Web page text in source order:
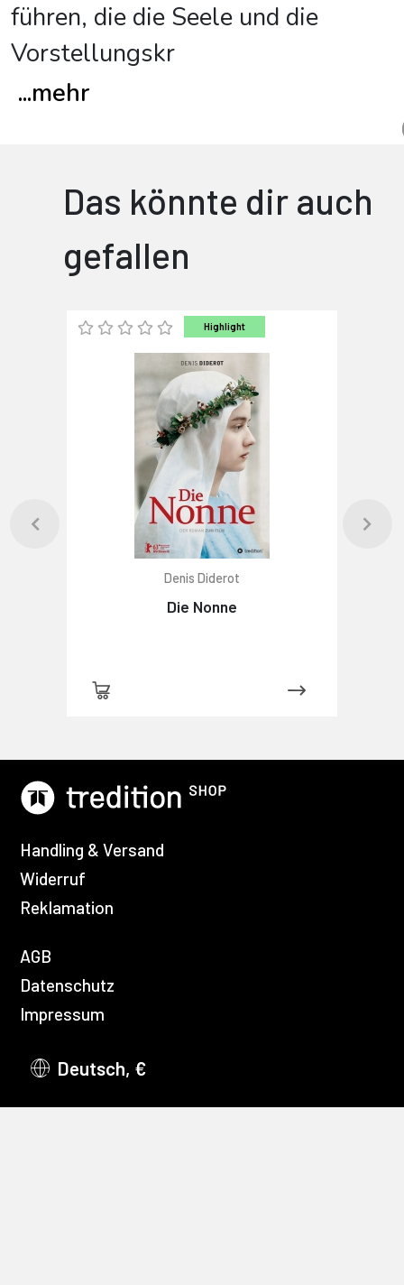
führen, die die Seele und die
Vorstellungskr
...mehr
Das könnte dir auch
gefallen
Highlight
Denis Diderot
Die Nonne
Handling & Versand
Widerruf
Reklamation
AGB
Datenschutz
Impressum
Deutsch, €